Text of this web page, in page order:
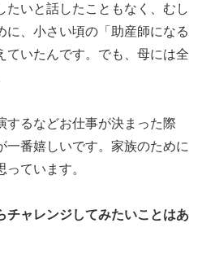
たいと話したこともなく、むし
に、小さい頃の「助産師になる
ていたんです。でも、母には全
するなどお仕事が決まった際
一番嬉しいです。家族のために
ています。
ャレンジしてみたいことはあ